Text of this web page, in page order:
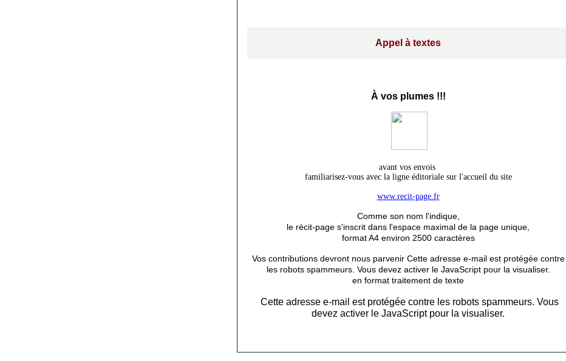
Appel à textes
À vos plumes !!!
avant vos envois
familiarisez-vous avec la ligne éditoriale sur l'accueil du site
www.recit-page.fr
Comme son nom l'indique,
le récit-page s'inscrit dans l'espace maximal de la page unique,
format A4 environ 2500 caractères
Vos contributions devront nous parvenir Cette adresse e-mail est protégée contre
les robots spammeurs. Vous devez activer le JavaScript pour la visualiser.
en format traitement de texte
Cette adresse e-mail est protégée contre les robots spammeurs. Vous
devez activer le JavaScript pour la visualiser.